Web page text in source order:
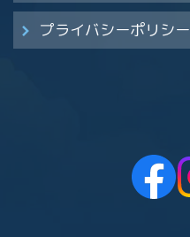
プライバシーポリシー